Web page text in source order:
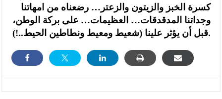
كسرة الخبز والزيتون والزعتر… رضعناه من امهاتنا
وجداتنا المدقدقات… العظيمات… على بركة الوطن،
قبل أن يؤثر علينا (شعيط ومعيط ونطاطين الحيط..!).